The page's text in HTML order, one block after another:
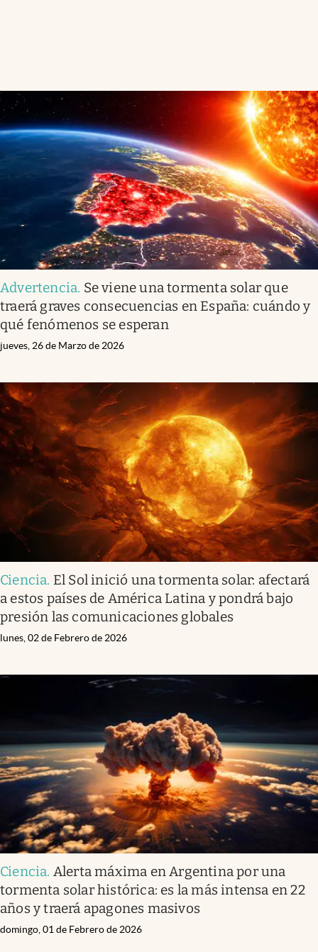
Advertencia. Se viene una tormenta solar que
traerá graves consecuencias en España: cuándo y
qué fenómenos se esperan
jueves, 26 de Marzo de 2026
Ciencia. El Sol inició una tormenta solar: afectará
a estos países de América Latina y pondrá bajo
presión las comunicaciones globales
lunes, 02 de Febrero de 2026
Ciencia. Alerta máxima en Argentina por una
tormenta solar histórica: es la más intensa en 22
años y traerá apagones masivos
domingo, 01 de Febrero de 2026